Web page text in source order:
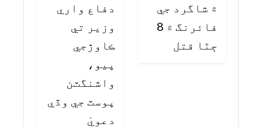
۾ شاگرد جي
فائرنگ ۾ 8
ڄڻا قتل
دفاع واري
وزير تي
ڪاوڙجي
پيو،
واشنگٽن
پوسٽ جي وڏي
دعويٰ